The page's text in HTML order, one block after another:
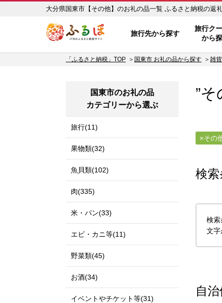
大分県国東市【その他】の
旅行先から探す
旅行ク
から
「ふるさと納税」TOP 国東市 お礼の品から探す 雑
”
その
検
検索
文字
自
国東市のお礼の品
カテゴリーから選ぶ
旅行(11)
果物類(32)
魚貝類(102)
肉(335)
米・パン(33)
エビ・カニ等(11)
野菜類(45)
お酒(34)
イベントやチケット等(31)